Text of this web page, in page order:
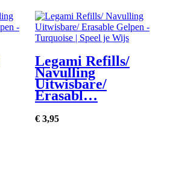
Legami Refills/
Navulling
Uitwisbare/
Erasabl…
€ 3,95